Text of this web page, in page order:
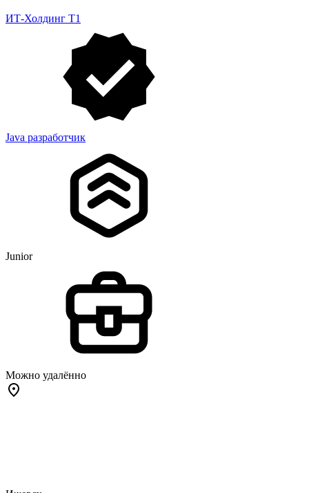
ИТ-Холдинг Т1
Java разработчик
Junior
Можно удалённо